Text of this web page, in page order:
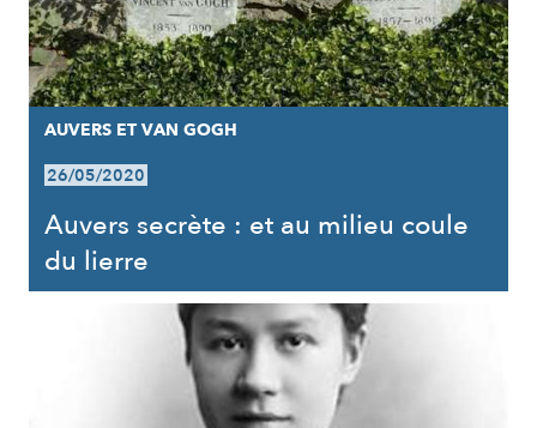
AUVERS ET VAN GOGH
26/05/2020
Auvers secrète : et au milieu coule
du lierre